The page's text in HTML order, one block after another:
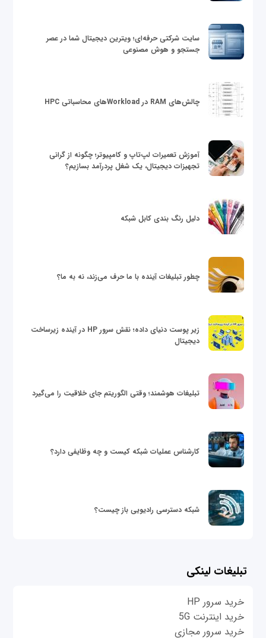
سایت شرکتی حرفه‌ای؛ ویترین دیجیتال شما در عصر
جستجو و هوش مصنوعی
چالش‌های RAM در Workloadهای محاسباتی HPC
آموزش تعمیرات لپ‌تاپ و کامپیوتر؛ چگونه از گرانی
تجهیزات دیجیتال، یک شغل پردرآمد بسازیم؟
دلیل رنگ بندی کابل شبکه
چطور تبلیغات آینده با ما حرف می‌زند، نه به ما؟
زیر پوست دنیای داده؛ نقش سرور HP در آینده زیرساخت
دیجیتال
تبلیغات هوشمند؛ وقتی الگوریتم جای خلاقیت را می‌گیرد
کارشناس عملیات شبکه کیست و چه وظایفی دارد؟
شبکه دسترسی رادیویی باز چیست؟
تبلیغات لینکی
خرید سرور HP
خرید اینترنت 5G
خرید سرور مجازی